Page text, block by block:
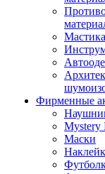
Мастика
Фирменные
Mystery
Маски